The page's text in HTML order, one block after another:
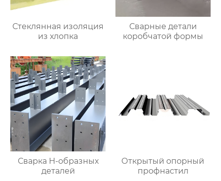
Стеклянная изоляция
из хлопка
Сварные детали
коробчатой формы
Сварка Н-образных
деталей
Открытый опорный
профнастил